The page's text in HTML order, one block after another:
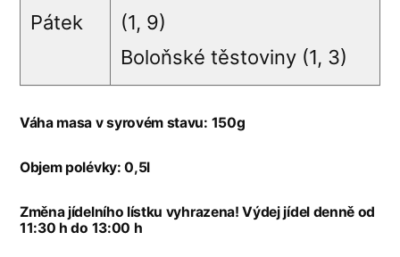
Pátek
(1, 9)
Boloňské těstoviny (1, 3)
Váha masa v syrovém stavu: 150g
Objem polévky: 0,5l
Změna jídelního lístku vyhrazena! Výdej jídel denně od
11:30 h do 13:00 h